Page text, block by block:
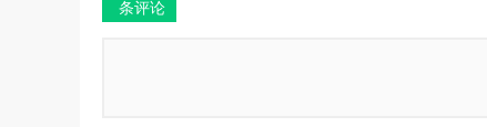
条评论